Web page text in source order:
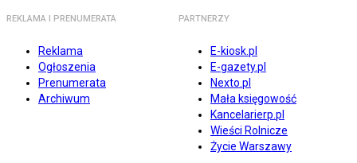
REKLAMA I PRENUMERATA
Reklama
Ogłoszenia
Prenumerata
Archiwum
PARTNERZY
E-kiosk.pl
E-gazety.pl
Nexto.pl
Mała księgowość
Kancelarierp.pl
Wieści Rolnicze
Życie Warszawy